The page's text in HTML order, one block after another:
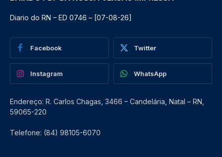
Diario do RN – ED 0746 – [07-08-26]
Facebook Twitter
Instagram WhatsApp
Endereço: R. Carlos Chagas, 3466 – Candelária, Natal – RN,
59065-220
Telefone: (84) 98105-6070